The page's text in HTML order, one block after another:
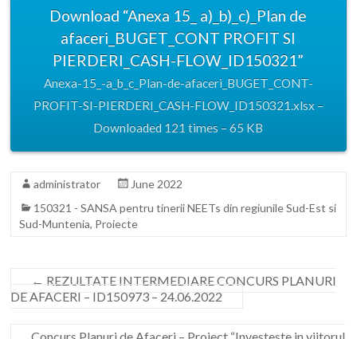
Download “Anexa 15_ a)_b)_c)_Plan de
afaceri_BUGET_CONT PROFIT SI
PIERDERI_CASH-FLOW_ID150321”
Anexa-15_-a_b_c_Plan-de-afaceri_BUGET_CONT-
PROFIT-SI-PIERDERI_CASH-FLOW_ID150321.xlsx –
Downloaded 121 times – 65 KB
administrator
June 2022
150321 - SANSA pentru tinerii NEETs din regiunile Sud-Est si
Sud-Muntenia, Proiecte
← REZULTATE INTERMEDIARE CONCURS PLANURI
DE AFACERI – ID150973 – 24.06.2022